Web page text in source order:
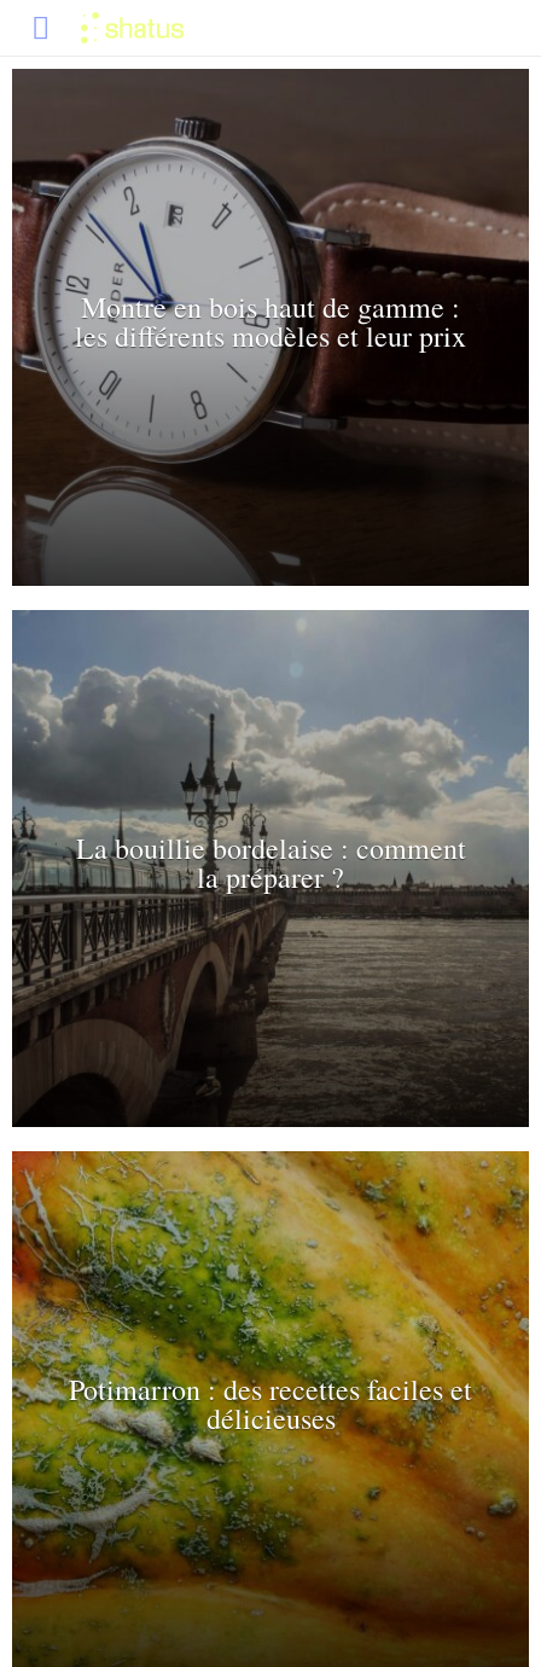
Montre en bois haut de gamme :
les différents modèles et leur prix
La bouillie bordelaise : comment
la préparer ?
Potimarron : des recettes faciles et
délicieuses